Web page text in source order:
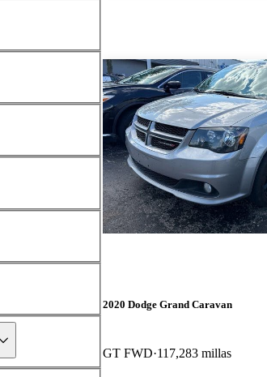
2020 Dodge Grand Caravan
GT FWD 117,283 millas